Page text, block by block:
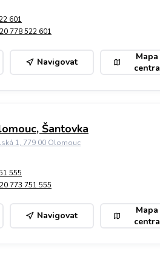
601
778 522 601
Navigovat
Mapa
centra
Šantovka
1, 779 00 Olomouc
555
773 751 555
Navigovat
Mapa
centra